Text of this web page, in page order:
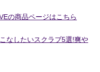
の商品ページはこちら
なしたいスクラブ5選!爽や